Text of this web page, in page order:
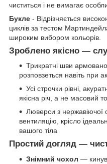
чиститься і не вимагає
Букле - Відрізняється
циклів за тестом
широким вибором кольорів.
Зроблено якісно —
Трикратні шви
розповзеться навіть при
Усі строчки рівні,
якісна річ, а не масовий
Люверси з нержавіючої
вентиляцію, крісло
вашого тіла
Простий догляд —
Знімний чохол —